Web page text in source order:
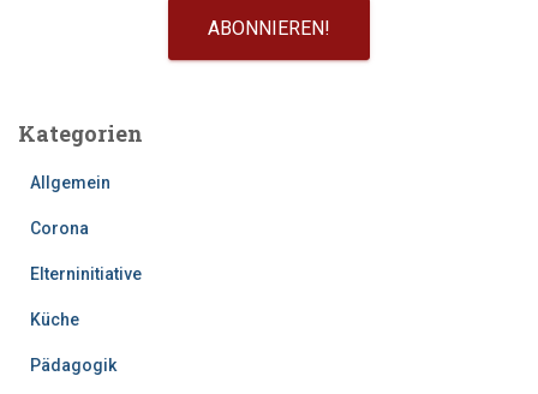
Kategorien
Allgemein
Corona
Elterninitiative
Küche
Pädagogik